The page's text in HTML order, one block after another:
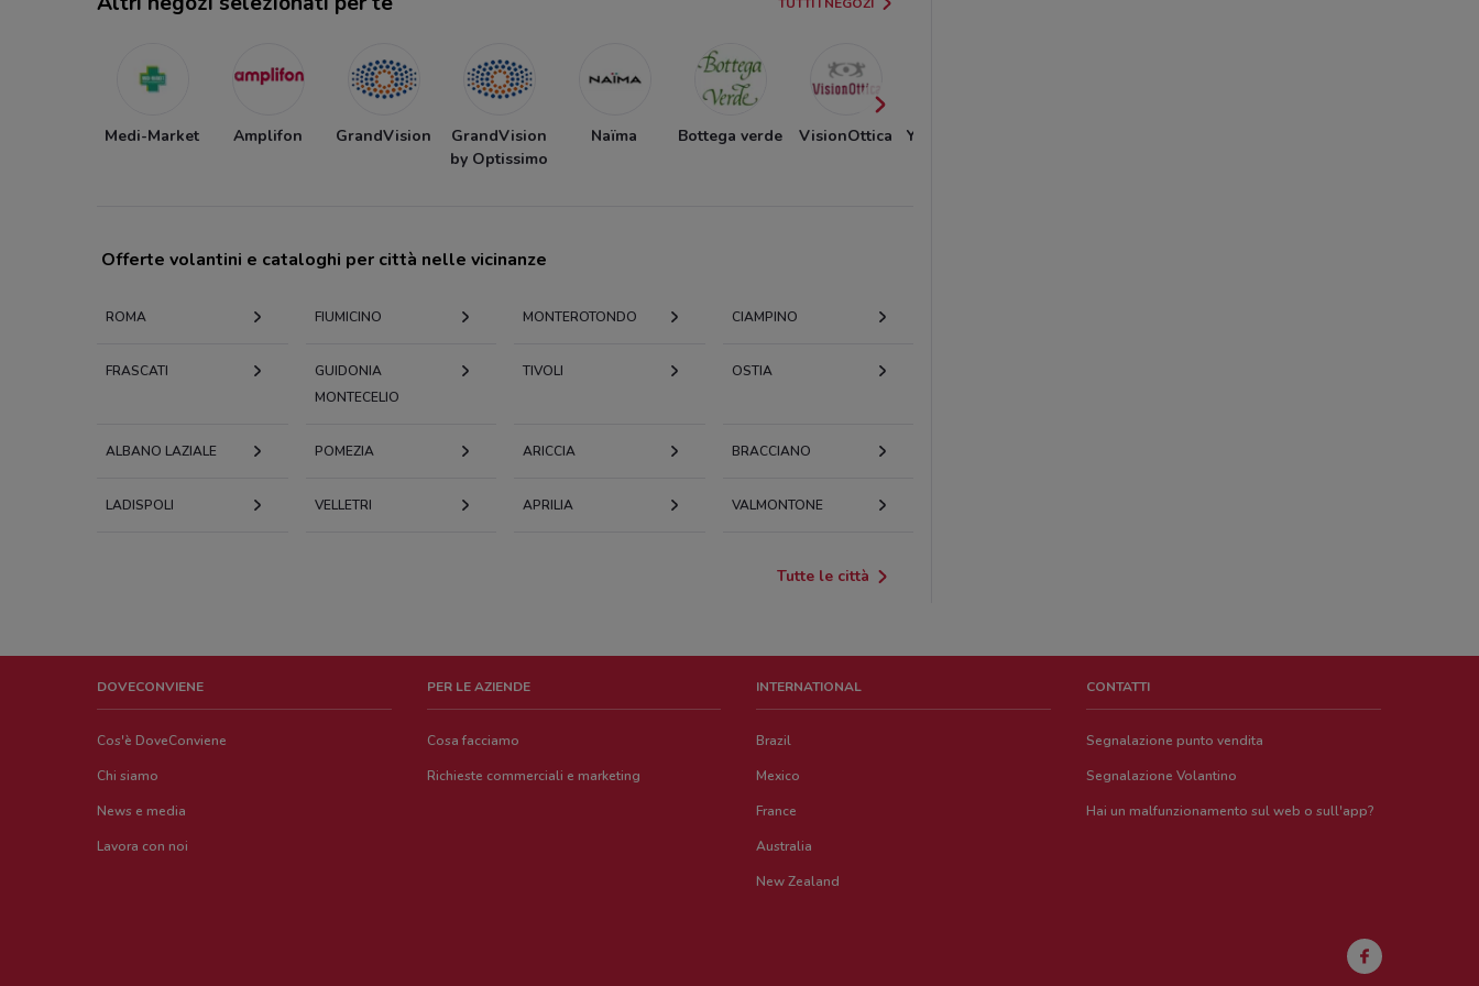
Medi-Market Amplifon GrandVision
GrandVision
by Optissimo
Naïma Bottega verde VisionOttica YourGoodSkin
Offerte volantini e cataloghi per città nelle vicinanze
ROMA FIUMICINO MONTEROTONDO CIAMPINO
FRASCATI
GUIDONIA
MONTECELIO
TIVOLI OSTIA
ALBANO LAZIALE POMEZIA ARICCIA BRACCIANO
LADISPOLI VELLETRI APRILIA VALMONTONE
Tutte le città
DOVECONVIENE
Cos'è DoveConviene
Chi siamo
News e media
Lavora con noi
PER LE AZIENDE
Cosa facciamo
Richieste commerciali e marketing
INTERNATIONAL
Brazil
Mexico
France
Australia
New Zealand
CONTATTI
Segnalazione punto vendita
Segnalazione Volantino
Hai un malfunzionamento sul web o sull'app?